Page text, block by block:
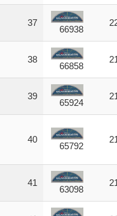
37
66938
38
66858
39
65924
40
65792
41
63098